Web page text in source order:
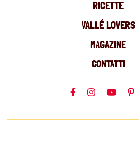
RICETTE
VALLÉ LOVERS
MAGAZINE
CONTATTI